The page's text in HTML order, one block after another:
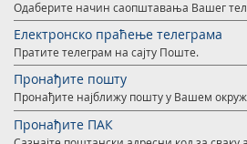
Одаберите начин саопштавања Вашег
Електронско праћење телеграма
Пратите телеграм на сајту Поште.
Пронађите пошту
Пронађите најближу пошту у Вашем
Пронађите ПАК